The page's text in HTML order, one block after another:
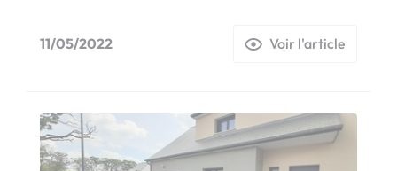
11/05/2022 Voir l'article